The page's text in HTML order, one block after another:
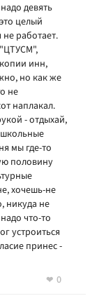
девять
целый
работает.
инн,
но как же
не
наплакал.
- отдыхай,
мы где-то
половину
хочешь-не
никуда не
что-то
устроиться
принес -
0